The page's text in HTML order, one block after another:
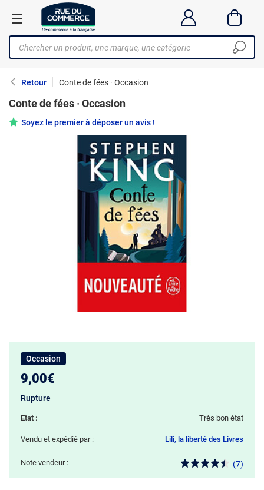
Retour Conte de fées · Occasion
Conte de fées · Occasion
Soyez le premier à déposer un avis !
Occasion
9,00€
Rupture
Etat : Très bon état
Vendu et expédié par : Lili, la liberté des Livres
Note vendeur : (7)